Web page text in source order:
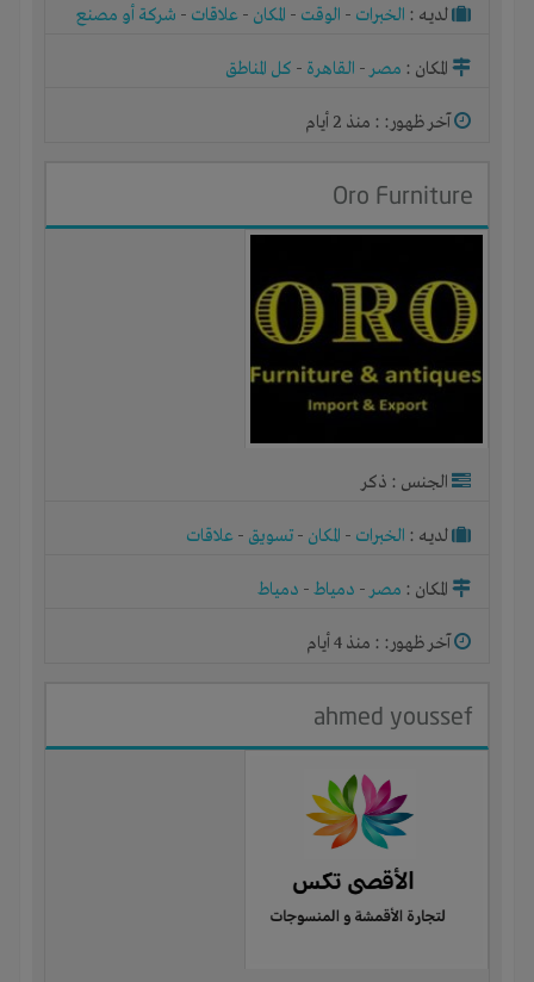
لديـه : الخبرات - الوقت - المكان - علاقات - شركة أو مصنع
المكان : مصر- القاهرة - كل المناطق
آخر ظهور: : منذ 2 أيام
Oro Furniture
الجنس : ذكر
لديـه : الخبرات - المكان - تسويق - علاقات
المكان : مصر- دمياط- دمياط
آخر ظهور: : منذ 4 أيام
ahmed youssef